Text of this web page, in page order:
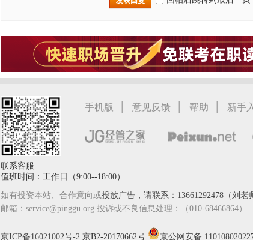
手机版 | 意见反馈 | 帮助 | 新手
联系客服
值班时间：工作日（9:00--18:00）
如有投资本站、合作意向或投放广告，请联系：13661292478（刘老
邮箱：service@pinggu.org 投诉或不良信息处理：（010-68466864）
京ICP备16021002号-2 京B2-20170662号 京公网安备